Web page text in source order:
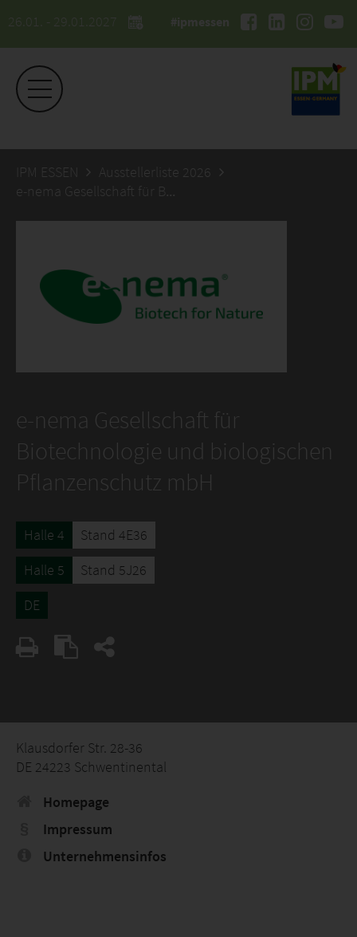
26.01. - 29.01.2027 #ipmessen
IPM ESSEN
Ausstellerliste 2026
e-nema Gesellschaft für Biotechnologie und biologischen Pflanzenschutz mbH
e-nema Gesellschaft für
Biotechnologie und biologischen
Pflanzenschutz mbH
Halle 4
Stand 4E36
Halle 5
Stand 5J26
DE
Klausdorfer Str. 28-36
DE 24223 Schwentinental
Homepage
Impressum
Unternehmensinfos